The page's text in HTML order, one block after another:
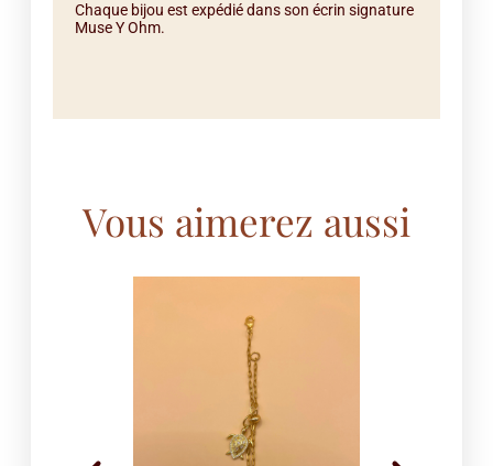
Chaque bijou est expédié dans son écrin signature
Muse Y Ohm.
Vous aimerez aussi